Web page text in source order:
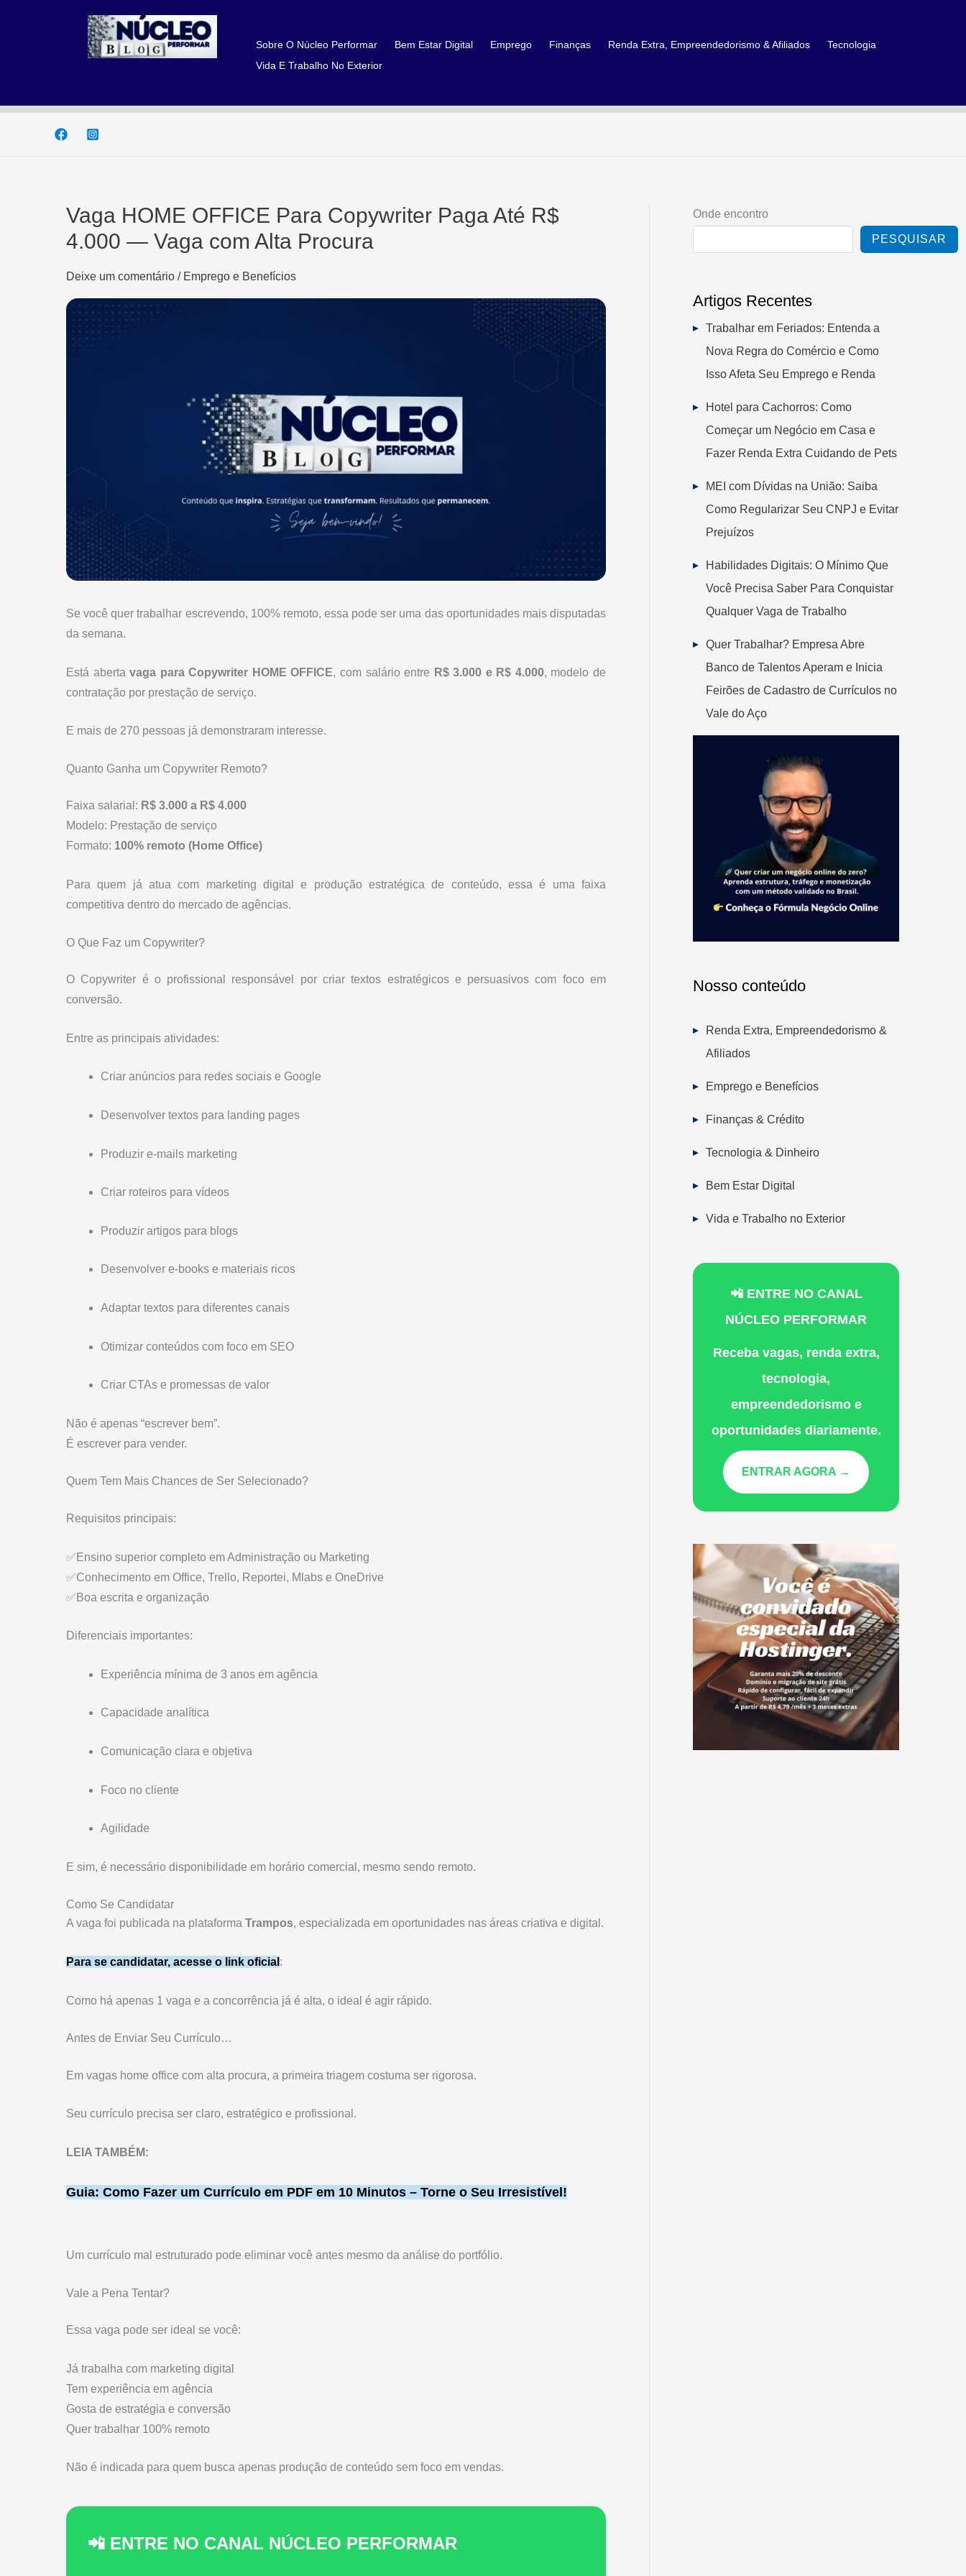
Sobre O Núcleo Performar Bem Estar Digital Emprego Finanças Renda Extra, Empreendedorismo & Afiliados
Tecnologia
Vida E Trabalho No Exterior
Vaga HOME OFFICE Para Copywriter Paga Até R$
4.000 — Vaga com Alta Procura
Deixe um comentário / Emprego e Benefícios
Se você quer trabalhar escrevendo, 100% remoto, essa pode ser uma das oportunidades mais disputadas
da semana.
Está abertavaga para Copywriter HOME OFFICE, com salário entre R$ 3.000 e R$ 4.000, modelo de
contratação por prestação de serviço.
E mais de 270 pessoas já demonstraram interesse.
Quanto Ganha um Copywriter Remoto?
Faixa salarial: R$ 3.000 a R$ 4.000
Modelo: Prestação de serviço
Formato: 100% remoto (Home Office)
Para quem já atua com marketing digital e produção estratégica de conteúdo, essa é uma faixa
competitiva dentro do mercado de agências.
O Que Faz um Copywriter?
O Copywriter é o profissional responsável por criar textos estratégicos e persuasivos com foco em
conversão.
Entre as principais atividades:
Criar anúncios para redes sociais e Google
Desenvolver textos para landing pages
Produzir e-mails marketing
Criar roteiros para vídeos
Produzir artigos para blogs
Desenvolver e-books e materiais ricos
Adaptar textos para diferentes canais
Otimizar conteúdos com foco em SEO
Criar CTAs e promessas de valor
Não é apenas “escrever bem”.
É escrever para vender.
Quem Tem Mais Chances de Ser Selecionado?
Requisitos principais:
✅Ensino superior completo em Administração ou Marketing
✅Conhecimento em Office, Trello, Reportei, Mlabs e OneDrive
✅Boa escrita e organização
Diferenciais importantes:
Experiência mínima de 3 anos em agência
Capacidade analítica
Comunicação clara e objetiva
Foco no cliente
Agilidade
E sim, é necessário disponibilidade em horário comercial, mesmo sendo remoto.
Como Se Candidatar
A vaga foi publicada na plataforma Trampos, especializada em oportunidades nas áreas criativa e digital.
Para se candidatar, acesse o link oficial :
Como há apenas 1 vaga e a concorrência já é alta, o ideal é agir rápido.
Antes de Enviar Seu Currículo…
Em vagas home office com alta procura, a primeira triagem costuma ser rigorosa.
Seu currículo precisa ser claro, estratégico e profissional.
LEIA TAMBÉM:
Guia: Como Fazer um Currículo em PDF em 10 Minutos – Torne o Seu Irresistível!
Um currículo mal estruturado pode eliminar você antes mesmo da análise do portfólio.
Vale a Pena Tentar?
Essa vaga pode ser ideal se você:
Já trabalha com marketing digital
Tem experiência em agência
Gosta de estratégia e conversão
Quer trabalhar 100% remoto
Não é indicada para quem busca apenas produção de conteúdo sem foco em vendas.
📲 ENTRE NO CANAL NÚCLEO PERFORMAR
Onde encontro
PESQUISAR
Artigos Recentes
Trabalhar em Feriados: Entenda a
Nova Regra do Comércio e Como
Isso Afeta Seu Emprego e Renda
Hotel para Cachorros: Como
Começar um Negócio em Casa e
Fazer Renda Extra Cuidando de Pets
MEI com Dívidas na União: Saiba
Como Regularizar Seu CNPJ e Evitar
Prejuízos
Habilidades Digitais: O Mínimo Que
Você Precisa Saber Para Conquistar
Qualquer Vaga de Trabalho
Quer Trabalhar? Empresa Abre
Banco de Talentos Aperam e Inicia
Feirões de Cadastro de Currículos no
Vale do Aço
Nosso conteúdo
Renda Extra, Empreendedorismo &
Afiliados
Emprego e Benefícios
Finanças & Crédito
Tecnologia & Dinheiro
Bem Estar Digital
Vida e Trabalho no Exterior
📲 ENTRE NO CANAL
NÚCLEO PERFORMAR
Receba vagas, renda extra,
tecnologia,
empreendedorismo e
oportunidades diariamente.
ENTRAR AGORA →